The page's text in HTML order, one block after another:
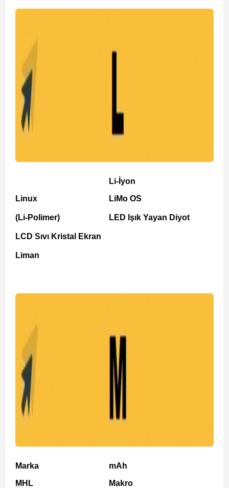
Linux
(Li-Polimer)
LCD Sıvı Kristal Ekran
Liman
Li-İyon
LiMo OS
LED Işık Yayan Diyot
Marka
MHL
mAh
Makro